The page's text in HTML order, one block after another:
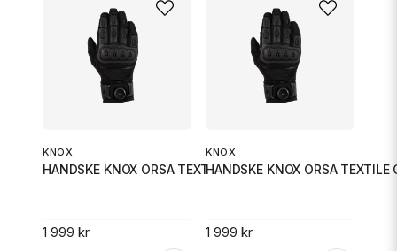
KNOX
HANDSKE KNOX ORSA TEXTILE OR4 SVART L
1 999 kr
KNOX
HANDSKE KNOX ORSA TEXTILE
1 999 kr